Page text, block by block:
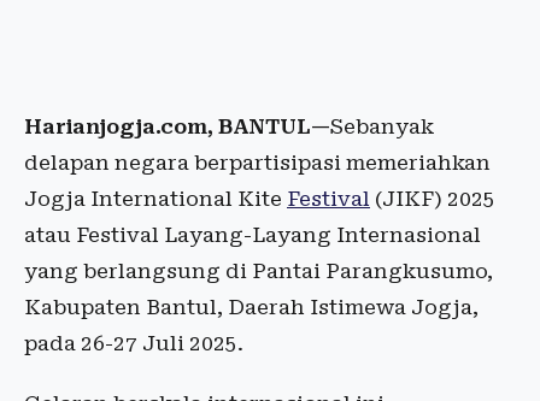
Harianjogja.com, BANTUL—Sebanyak
delapan negara berpartisipasi memeriahkan
Jogja International Kite Festival (JIKF) 2025
atau Festival Layang-Layang Internasional
yang berlangsung di Pantai Parangkusumo,
Kabupaten Bantul, Daerah Istimewa Jogja,
pada 26-27 Juli 2025.